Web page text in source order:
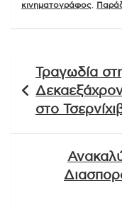
κινηματογράφος
άρθρων
Τραγωδία
στο